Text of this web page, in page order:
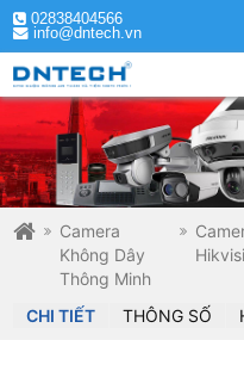
02838404566
info@dntech.vn
Camera
Không Dây
Thông Minh
CHI TIẾT
THÔNG SỐ